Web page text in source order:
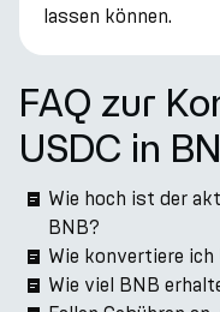
lassen können.
FAQ zur
USDC in
Wie hoch ist der
BNB?
Wie konvertiere ich
Wie viel BNB